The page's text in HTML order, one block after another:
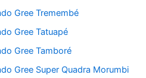
Gree Tremembé
Gree Tatuapé
Gree Tamboré
Gree Super Quadra Morumbi